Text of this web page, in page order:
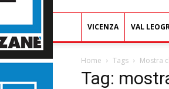
VICENZA VAL
Home Tags Mostra
Tag: